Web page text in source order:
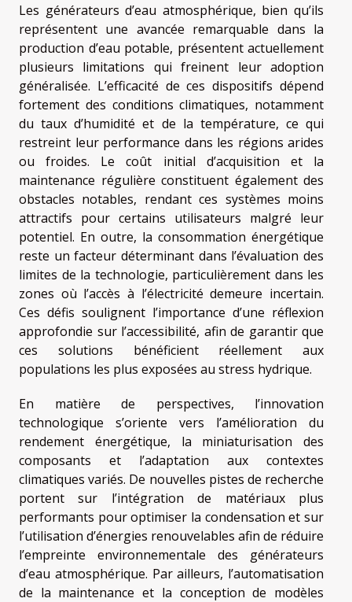
Les générateurs d’eau atmosphérique, bien qu’ils
représentent une avancée remarquable dans la
production d’eau potable, présentent actuellement
plusieurs limitations qui freinent leur adoption
généralisée. L’efficacité de ces dispositifs dépend
fortement des conditions climatiques, notamment
du taux d’humidité et de la température, ce qui
restreint leur performance dans les régions arides
ou froides. Le coût initial d’acquisition et la
maintenance régulière constituent également des
obstacles notables, rendant ces systèmes moins
attractifs pour certains utilisateurs malgré leur
potentiel. En outre, la consommation énergétique
reste un facteur déterminant dans l’évaluation des
limites de la technologie, particulièrement dans les
zones où l’accès à l’électricité demeure incertain.
Ces défis soulignent l’importance d’une réflexion
approfondie sur l’accessibilité, afin de garantir que
ces solutions bénéficient réellement aux
populations les plus exposées au stress hydrique.
En matière de perspectives, l’innovation
technologique s’oriente vers l’amélioration du
rendement énergétique, la miniaturisation des
composants et l’adaptation aux contextes
climatiques variés. De nouvelles pistes de recherche
portent sur l’intégration de matériaux plus
performants pour optimiser la condensation et sur
l’utilisation d’énergies renouvelables afin de réduire
l’empreinte environnementale des générateurs
d’eau atmosphérique. Par ailleurs, l’automatisation
de la maintenance et la conception de modèles